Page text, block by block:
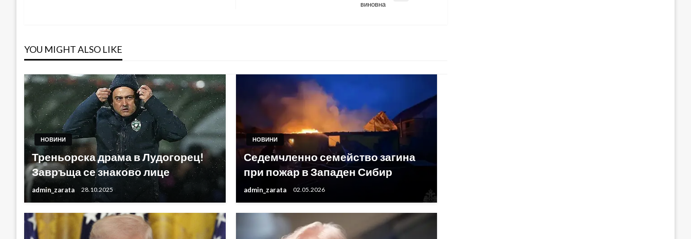
виновна
YOU MIGHT ALSO LIKE
НОВИНИ
Треньорска драма в Лудогорец!
Завръща се знаково лице
admin_zarata 28.10.2025
НОВИНИ
Седемчленно семейство загина
при пожар в Западен Сибир
admin_zarata 02.05.2026